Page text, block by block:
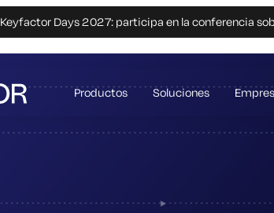
Keyfactor Days 2027: participa en la conferencia
Productos Soluciones